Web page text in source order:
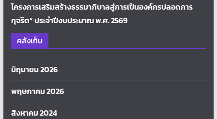
โครงการเสริมสร้างธรรมาภิบาลสู่การเป็นองค์กรปลอดการ
ทุจริต” ประจำปีงบประมาณ พ.ศ. 2569
คลังเก็บ
มิถุนายน 2026
พฤษภาคม 2026
สิงหาคม 2024